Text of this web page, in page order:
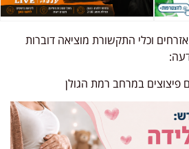
וכלי התקשורת מוציאה דוברות
במרחב רמת הגולן